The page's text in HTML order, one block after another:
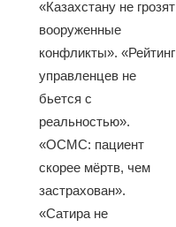
«Казахстану не грозят
вооруженные
конфликты». «Рейтинг
управленцев не
бьется с
реальностью».
«ОСМС: пациент
скорее мёртв, чем
застрахован».
«Сатира не